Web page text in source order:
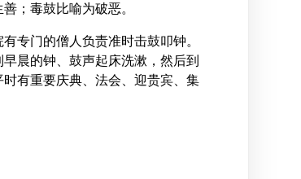
；毒鼓比喻为破恶。
专门的僧人负责准时击鼓叩钟。
晨的钟、鼓声起床洗漱，然后到
有重要庆典、法会、迎贵宾、集